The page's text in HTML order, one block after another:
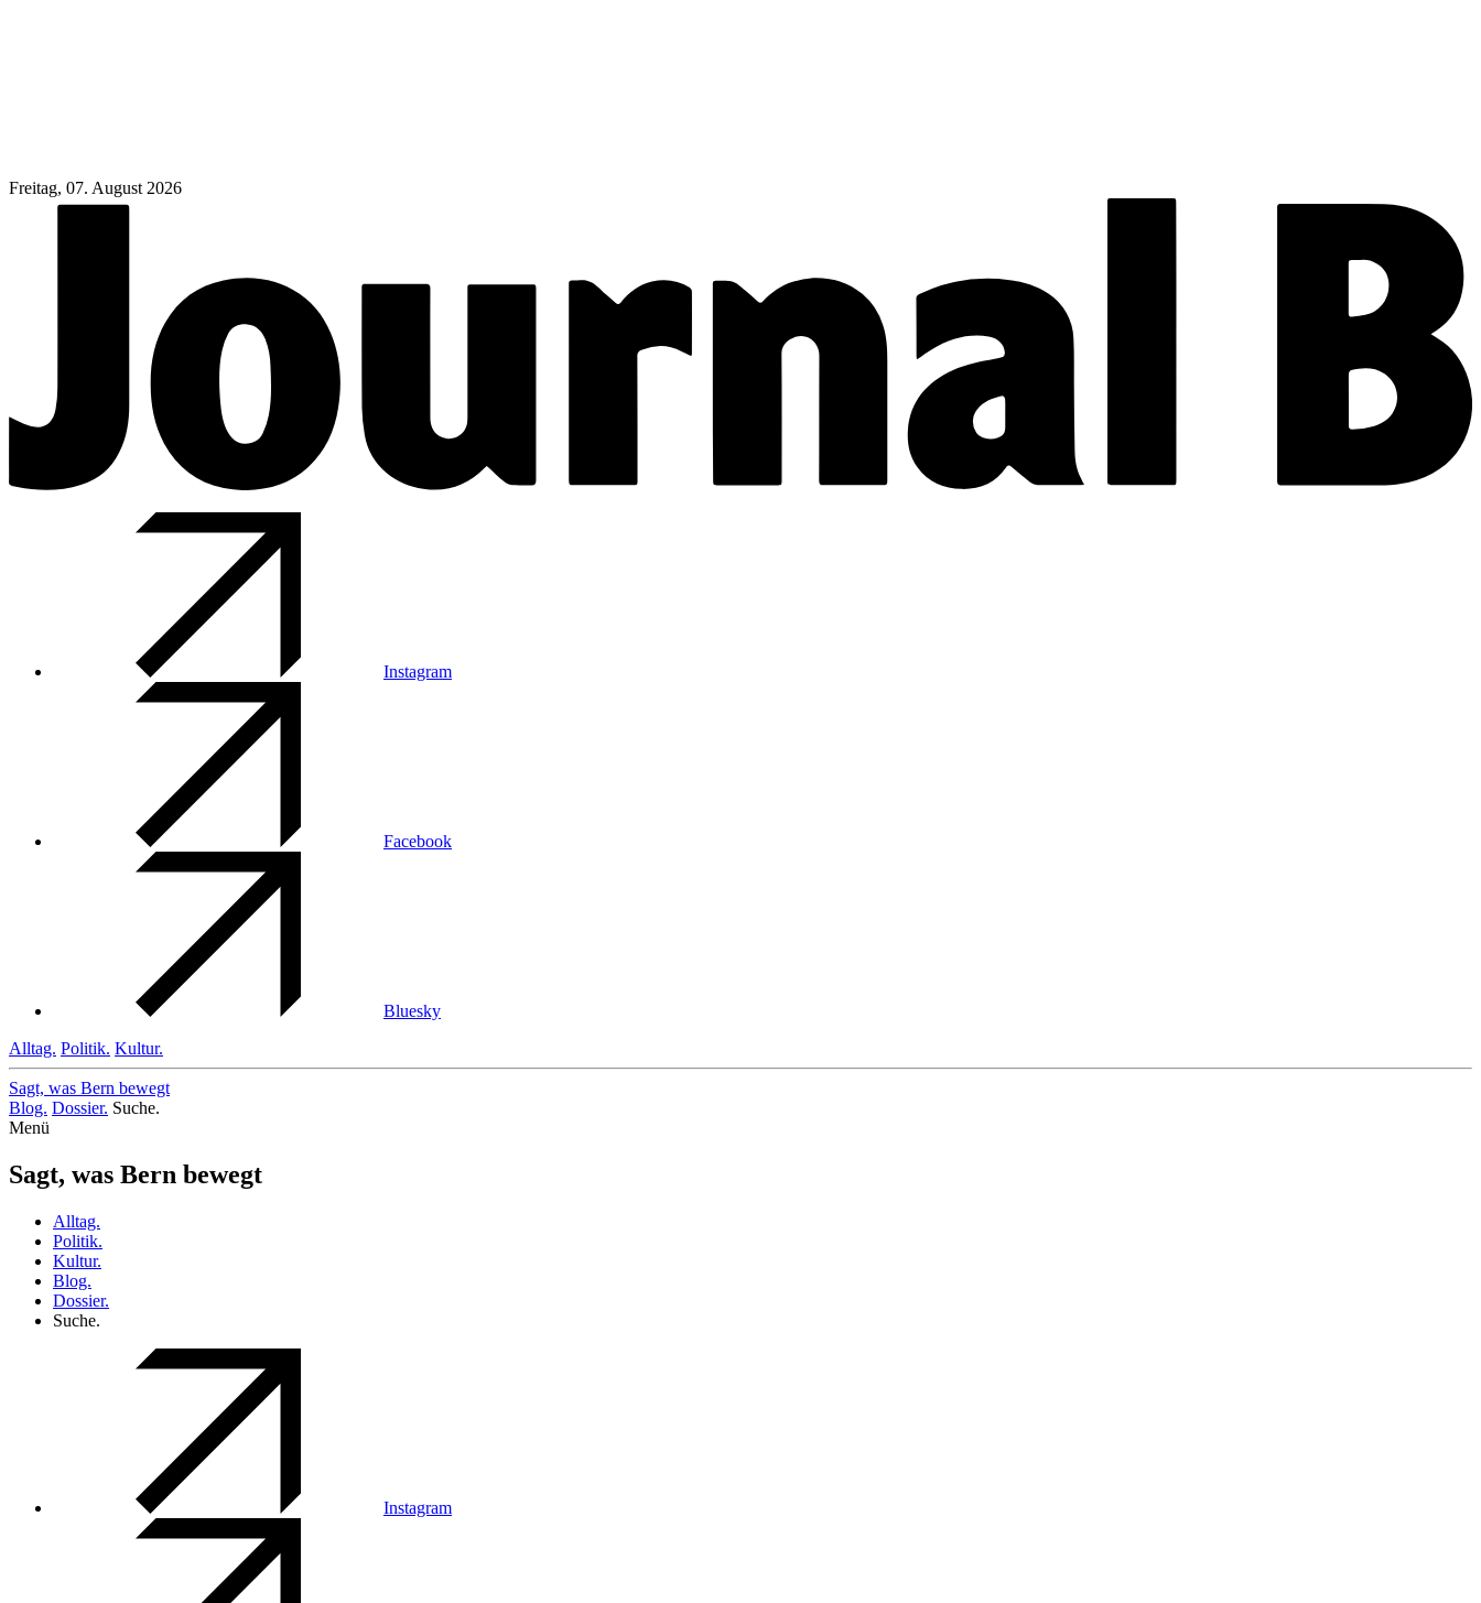
Freitag, 07. August 2026
Instagram
Facebook
Bluesky
Alltag. Politik. Kultur.
Sagt, was Bern bewegt
Blog. Dossier. Suche.
Menü
Sagt, was Bern bewegt
Alltag.
Politik.
Kultur.
Blog.
Dossier.
Suche.
Instagram